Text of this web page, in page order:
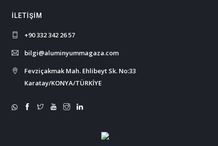
İLETIŞIM
+90 332 342 26 57
bilgi@aluminyummagaza.com
Fevziçakmak Mah. Ehlibeyt Sk. No:33
Karatay/KONYA/TÜRKİYE